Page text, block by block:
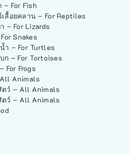
– For Fish
ลื้อยคลาน – For Reptiles
– For Lizards
Snakes
ำ – For Turtles
ก – For Tortoises
For Frogs
Animals
ตว์ – All Animals
ตว์ – All Animals